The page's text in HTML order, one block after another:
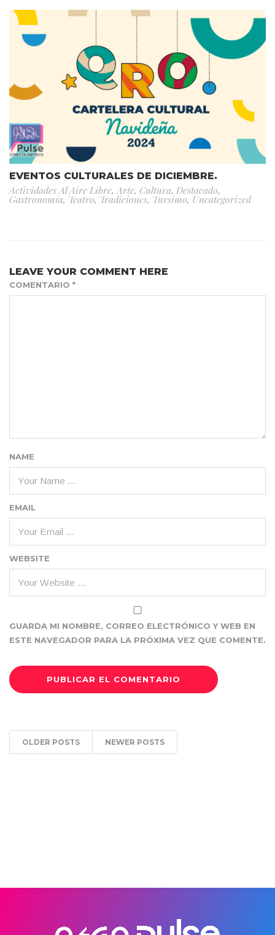
EVENTOS CULTURALES DE DICIEMBRE.
Actividades Al Aire Libre, Arte, Cultura, Destacado,
Gastronomía, Teatro, Tradiciones, Tursimo, Uncategorized
LEAVE YOUR COMMENT HERE
COMENTARIO *
NAME
EMAIL
WEBSITE
GUARDA MI NOMBRE, CORREO ELECTRÓNICO Y WEB EN
ESTE NAVEGADOR PARA LA PRÓXIMA VEZ QUE COMENTE.
OLDER POSTS NEWER POSTS